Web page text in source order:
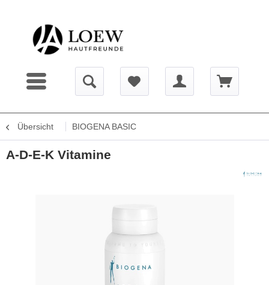
Übersicht BIOGENA BASIC
A-D-E-K Vitamine